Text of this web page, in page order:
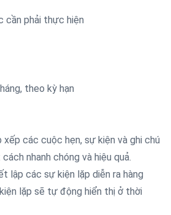
cần phải thực hiện
theo kỳ hạn
các cuộc hẹn, sự kiện và ghi chú
nhanh chóng và hiệu quả.
lập các sự kiện lặp diễn ra hàng
lặp sẽ tự động hiển thị ở thời